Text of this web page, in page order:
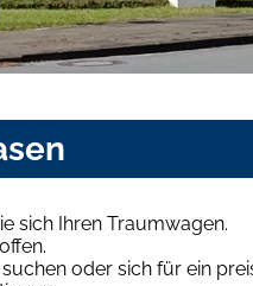
sich Ihren Traumwagen.
oder sich für ein